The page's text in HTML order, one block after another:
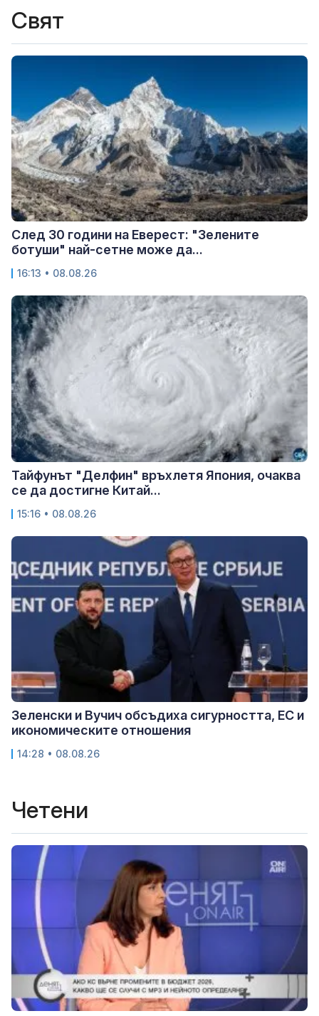
Свят
След 30 години на Еверест: "Зелените
ботуши" най-сетне може да...
16:13 • 08.08.26
Тайфунът "Делфин" връхлетя Япония, очаква
се да достигне Китай...
15:16 • 08.08.26
Зеленски и Вучич обсъдиха сигурността, ЕС и
икономическите отношения
14:28 • 08.08.26
Четени